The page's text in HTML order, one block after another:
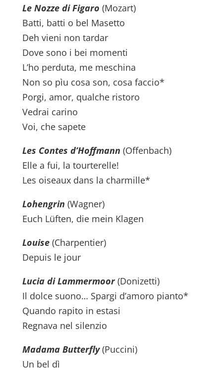
Le Nozze di Figaro (Mozart)
Batti, batti o bel Masetto
Deh vieni non tardar
Dove sono i bei momenti
L’ho perduta, me meschina
Non so pìu cosa son, cosa faccio*
Porgi, amor, qualche ristoro
Vedrai carino
Voi, che sapete
Les Contes d’Hoffmann (Offenbach)
Elle a fui, la tourterelle!
Les oiseaux dans la charmille*
Lohengrin (Wagner)
Euch Lüften, die mein Klagen
Louise (Charpentier)
Depuis le jour
Lucia di Lammermoor (Donizetti)
Il dolce suono… Spargi d’amoro pianto*
Quando rapito in estasi
Regnava nel silenzio
Madama Butterfly(Puccini)
Un bel dì